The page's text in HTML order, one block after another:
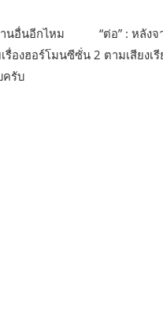
านอื่นอีกไหม “ต่อ” : หลังจ
รื่องฮอร์โมนซีซั่น 2 ตามเสียงเ
รับ